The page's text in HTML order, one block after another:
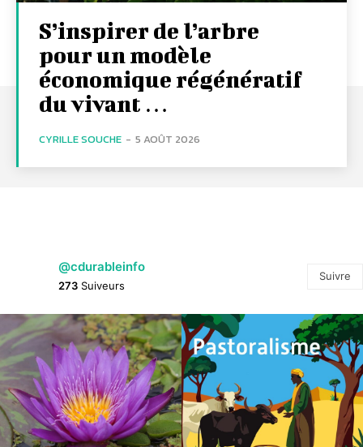
S’inspirer de l’arbre
pour un modèle
économique régénératif
du vivant …
CYRILLE SOUCHE - 5 AOÛT 2026
@cdurableinfo
273 Suiveurs
Suivre